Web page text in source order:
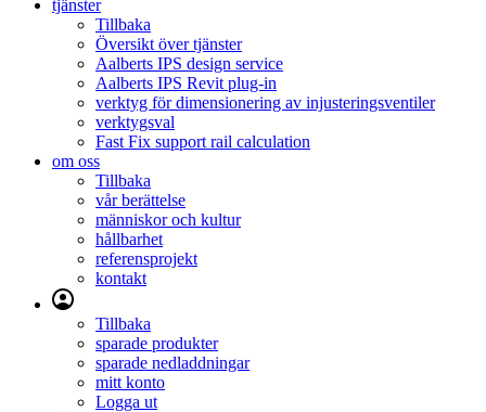
tjänster
Tillbaka
Översikt över tjänster
Aalberts IPS design service
Aalberts IPS Revit plug-in
verktyg för dimensionering av injusteringsventiler
verktygsval
Fast Fix support rail calculation
om oss
Tillbaka
vår berättelse
människor och kultur
hållbarhet
referensprojekt
kontakt
Tillbaka
sparade produkter
sparade nedladdningar
mitt konto
Logga ut